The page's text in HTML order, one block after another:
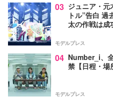
03 ジュニア・元
トル”告白
太の作戦は成
モデルプレス
04 Number_i、
禁【日程・場
モデルプレス